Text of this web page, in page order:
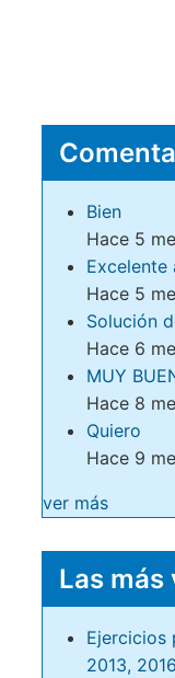
Bien
Hace 5
Hace 5
Solución
Hace 6
MUY
Hace 8
Quiero
Hace 9
ver más
Las más
Ejercicios
2013, 2016